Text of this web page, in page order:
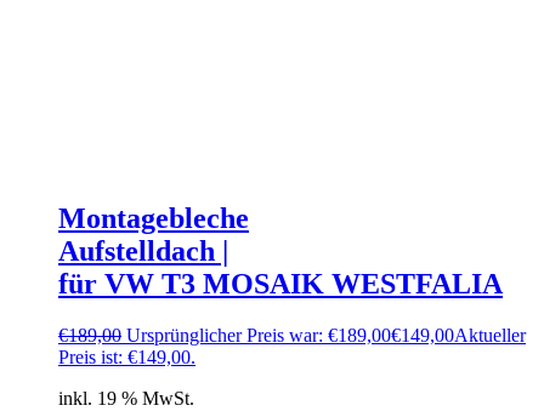
Montagebleche
Aufstelldach |
für VW T3 MOSAIK WESTFALIA
€189,00 Ursprünglicher Preis war: €189,00€149,00Aktueller
Preis ist: €149,00.
inkl. 19 % MwSt.